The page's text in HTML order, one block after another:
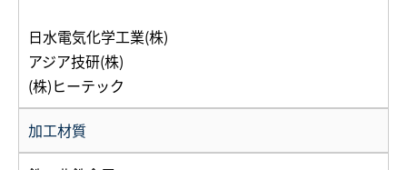
日水電気化学工業(株)
アジア技研(株)
(株)ヒーテック
加工材質